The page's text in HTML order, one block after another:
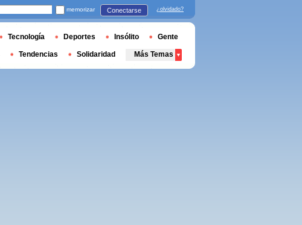
memorizar Conectarse ¿olvidado?
Tecnología Deportes Insólito Gente
Tendencias Solidaridad Más Temas